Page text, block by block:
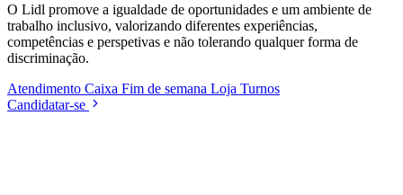
O Lidl promove a igualdade de oportunidades e um ambiente de
trabalho inclusivo, valorizando diferentes experiências,
competências e perspetivas e não tolerando qualquer forma de
discriminação.
Atendimento Caixa Fim de semana Loja Turnos
Candidatar-se